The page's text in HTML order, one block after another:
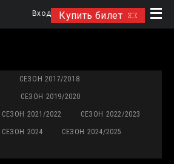
Купить билет
Вход
СЕЗОН 2017/2018
СЕЗОН 2019/2020
СЕЗОН 2021/2022 СЕЗОН 2022/2023
СЕЗОН 2024 СЕЗОН 2024/2025